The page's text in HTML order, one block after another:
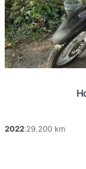
2022 29.200 km